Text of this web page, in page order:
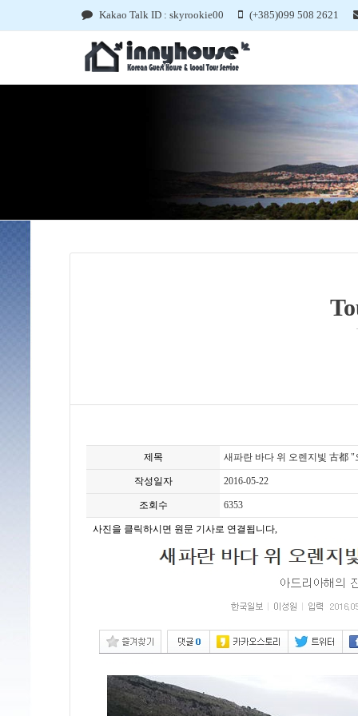
Kakao Talk ID : skyrookie00 (+385)099 508 2621
제목 새파란 바다 위 오렌지빛 古都
작성일자 2016-05-22
조회수 6353
사진을 클릭하시면 원문 기사로 연결됩니다,